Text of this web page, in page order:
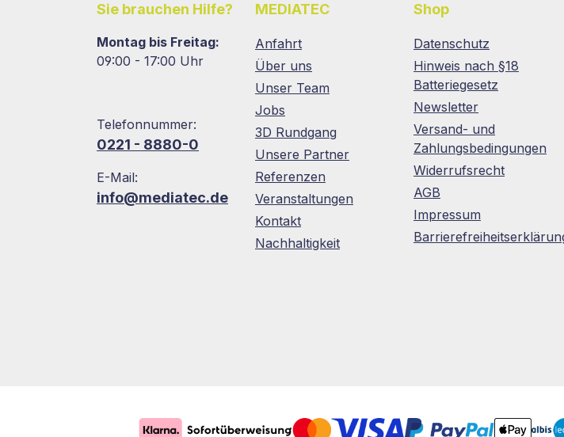
Sie brauchen Hilfe?
Montag bis Freitag:
09:00 - 17:00 Uhr
Telefonnummer:
0221 - 8880-0
E-Mail:
info@mediatec.de
MEDIATEC
Anfahrt
Über uns
Unser Team
Jobs
3D Rundgang
Unsere Partner
Referenzen
Veranstaltungen
Kontakt
Nachhaltigkeit
Shop
Datenschutz
Hinweis nach §18
Batteriegesetz
Newsletter
Versand- und
Zahlungsbedingungen
Widerrufsrecht
AGB
Impressum